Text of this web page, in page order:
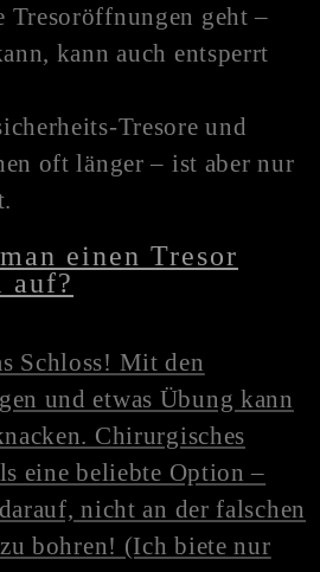
Tresoröffnungen geht –
kann auch entsperrt
Tresore und
oft länger – ist aber nur
einen Tresor
auf?
Schloss! Mit den
und etwas Übung kann
Chirurgisches
eine beliebte Option –
nicht an der falschen
bohren! (Ich biete nur